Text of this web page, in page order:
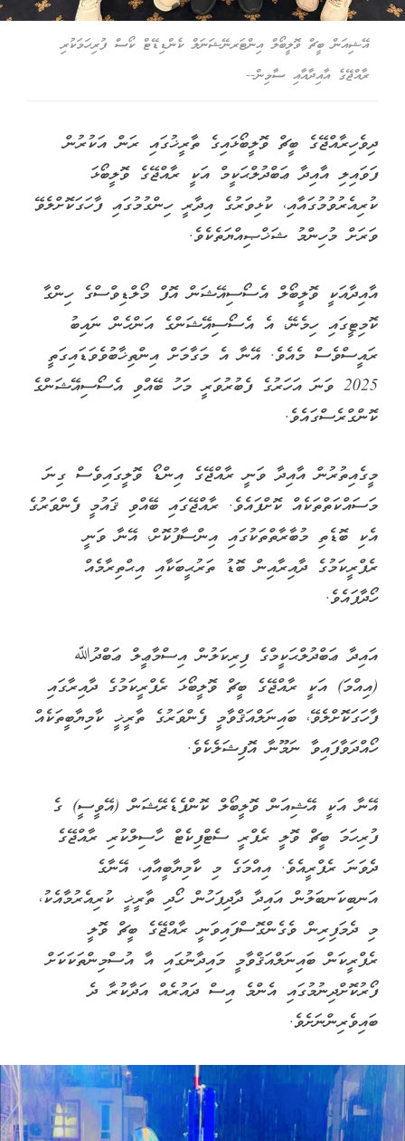
އޭޝިއަން ބީޗް ވޮލީބޯލް އިންޓަރނޭޝަނަލް ކެންޑިޑޭޓް ކޯސް ފުރިހަމަކުރި
ރާއްޖޭގެ އާއިދާއާއި ސާމިން--
ދިވެހިރާއްޖޭގެ ބީޗް ވޮލީބޯޅައިގެ ތާރީޚުގައި ރަން އަކުރުން
ފަވައިލި އާއިދާ ޢަބްދުލްޙަކީމް އަކީ ރާއްޖޭގެ ވޮލީބޯޅަ
ކުރިއެރުވުމުގައާއި، ކުޅިވަރުގެ އިދާރީ ހިންގުމުގައި ފާހަގަކޮށްލެވޭ
ވަރަށް މުހިންމު ޝަޚްޞިއްޔަތެކެވެ.
އާއިދާއަކީ ވޮލީބޯލް އެސޯސިއޭޝަން އޮފް މޯލްޑިވްސްގެ ހިންގާ
ކޮމިޓީގައި ހިމެނޭ، އެ އެސޯސިއޭޝަންގެ އަންހެން ނައިބު
ރައީސްވެސް މެއެވެ. އޭނާ އެ މަގާމަށް އިންތިޚާބުވެވަޑައިގަތީ
2025 ވަނަ އަހަރުގެ ފެބުރުވަރީ މަހު ބޭއްވި އެސޯސިއޭޝަންގެ
ކޮންގްރެސްގައެވެ.
މީގެއިތުރުން އާއިދާ ވަނީ ރާއްޖޭގެ އިންޑޯ ވޮލީގައިވެސް ގިނަ
މަސައްކަތްތަކެއް ކޮށްފައެވެ. ރާއްޖޭގައި ބޭއްވި ޤައުމީ ފެންވަރުގެ
އެކި ބޮޑެތި މުބާރާތްތަކުގައި އިންސާފުކޮށް، އޭނާ ވަނީ
ރެފްރީކަމުގެ ދާއިރާއިން ބޮޑު ތަރުޙީބަކާއި އިޙްތިރާމެއް
ހޯދާފައެވެ.
އައިދާ ޢަބްދުލްޙަކީމްގެ ފިރިކަލުން އިސްމާޢީލް ޢަބްދުﷲ
(އިއްމަ) އަކީ ރާއްޖޭގެ ބީޗް ވޮލީބޯޅަ ރެފްރީކަމުގެ ދާއިރާގައި
ފާހަގަކޮށްލެވޭ، ބައިނަލްއަޤްވާމީ ފެންވަރުގެ ތާރީޚީ ކާމިޔާބީތަކެއް
ހޯއްދަވާފައިވާ ނަމޫނާ އޮފިޝަލެކެވެ.
އޭނާ އަކީ އޭޝިއަން ވޮލީބޯލް ކޮންފެޑެރޭޝަން (އޭވީސީ) ގެ
ފުރިހަމަ ބީޗް ވޮލީ ރެފްރީ ސެޓްފިކެޓް ހާސިލްކުރި ރާއްޖޭގެ
ދެވަނަ ރެފްރީއެވެ. އިއްމަގެ މި ކާމިޔާބީއާއި، އޭނާގެ
އަނބިކަނބަލުން އައިދާ ދާދިފަހުން ހޯދި ތާރީޚީ ކުރިއެރުމާއެކު،
މި ދެމަފިރިން ވެގެންގޮސްފައިވަނީ ރާއްޖޭގެ ބީޗް ވޮލީ
ރެފްރީކަން ބައިނަލްއަޤްވާމީ މައިދާނުގައި އާ އުސްމިންތަކަކަށް
ފޯރުކޮށްދިނުމުގައި އެންމެ އިސް ދައުރެއް އަދާކުރާ ދެ
ބައިވެރިންނަށެވެ.